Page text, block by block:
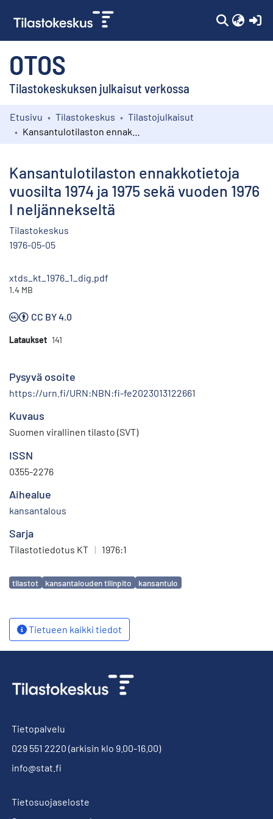
OTOS
Tilastokeskuksen julkaisut verkossa
Kokoelmat
Etusivu Tilastokeskus
Tilastojulkaisut
Kansantulotilaston ennakkotietoja
vuosilta 1974 ja 1975 sekä vuoden 1976
I neljännekseltä
Tilastokeskus
1976-05-05
xtds_kt_1976_1_dig.pdf
1.4 MB
CC BY 4.0
Lataukset 141
Pysyvä osoite
https://urn.fi/URN:NBN:fi-fe2023013122661
Kuvaus
Suomen virallinen tilasto (SVT)
ISSN
0355-2276
Aihealue
kansantalous
Sarja
Tilastotiedotus KT | 1976:1
Avainsanat
tilastot kansantalouden tilinpito kansantulo
Tietueen kaikki tiedot
Tietopalvelu
029 551 2220 (arkisin klo 9.00-16.00)
info@stat.fi
Tietosuojaseloste